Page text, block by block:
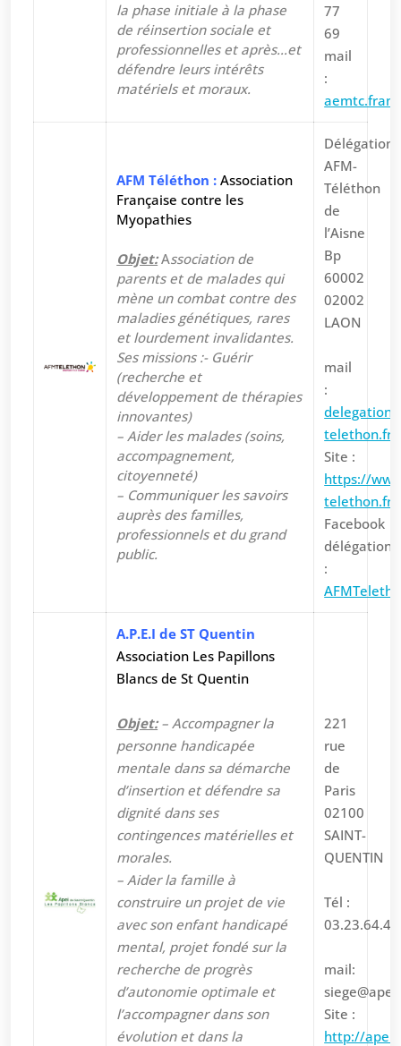
la phase initiale à la phase
de réinsertion sociale et
professionnelles et après…et
défendre leurs intérêts
matériels et moraux.
77
69
mail
:
AFM Téléthon : Association
Française contre les
Myopathies
Objet:Association de
parents et de malades qui
mène un combat contre des
maladies génétiques, rares
et lourdement invalidantes.
Ses missions :- Guérir
(recherche et
développement de thérapies
innovantes)
– Aider les malades (soins,
accompagnement,
citoyenneté)
– Communiquer les savoirs
auprès des familles,
professionnels et du grand
public.
Délégation
AFM-
Téléthon
de
l’Aisne
Bp
60002
02002
LAON
mail
:
telethon.fr
Site :
https://
telethon.fr
Facebook
délégation
:
A.P.E.I de ST Quentin
Association Les Papillons
Blancs de St Quentin
Objet: – Accompagner la
personne handicapée
mentale dans sa démarche
d’insertion et défendre sa
dignité dans ses
contingences matérielles et
morales.
– Aider la famille à
construire un projet de vie
avec son enfant handicapé
mental, projet fondé sur la
recherche de progrès
d’autonomie optimale et
l’accompagner dans son
évolution et dans la
221
rue
de
Paris
02100
SAINT-
QUENTIN
Tél :
mail:
Site :
http://apei-